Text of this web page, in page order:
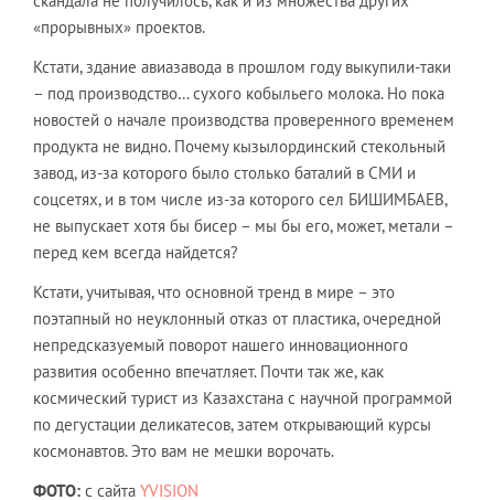
«прорывных» проектов.
Кстати, здание авиазавода в прошлом году выкупили-таки
– под производство… сухого кобыльего молока. Но пока
новостей о начале производства проверенного временем
продукта не видно. Почему кызылординский стекольный
завод, из-за которого было столько баталий в СМИ и
соцсетях, и в том числе из-за которого сел БИШИМБАЕВ,
не выпускает хотя бы бисер – мы бы его, может, метали –
перед кем всегда найдется?
Кстати, учитывая, что основной тренд в мире – это
поэтапный но неуклонный отказ от пластика, очередной
непредсказуемый поворот нашего инновационного
развития особенно впечатляет. Почти так же, как
космический турист из Казахстана с научной программой
по дегустации деликатесов, затем открывающий курсы
космонавтов. Это вам не мешки ворочать.
ФОТО: с сайта YVISION